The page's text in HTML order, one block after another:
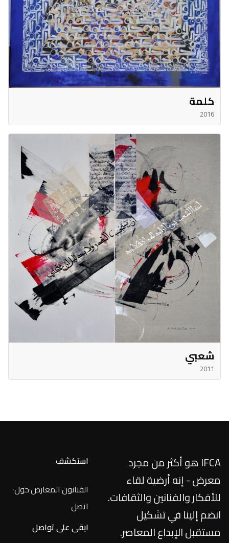
كلمة
2016
شعبي
2011
IFCA هو أكثر من مجرد
معرض - إنه أرضية لقاء
للأفكار والفنانين والثقافات.
انضم إلينا في تشكيل
مستقبل الإبداع المعاصر.
استكشف
الفنانون·المعارض·حول·
اتصل
ابقى على تواصل